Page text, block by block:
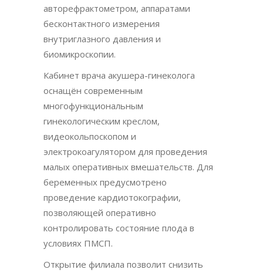
авторефрактометром, аппаратами
бесконтактного измерения
внутриглазного давления и
биомикроскопии.
Кабинет врача акушера-гинеколога
оснащён современным
многофункциональным
гинекологическим креслом,
видеокольпоскопом и
электрокоагулятором для проведения
малых оперативных вмешательств. Для
беременных предусмотрено
проведение кардиотокографии,
позволяющей оперативно
контролировать состояние плода в
условиях ПМСП.
Открытие филиала позволит снизить